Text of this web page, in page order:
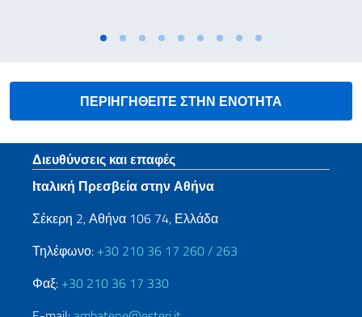
ΠΕΡΙΗΓΗΘΕΙΤΕ ΣΤΗΝ ΕΝΟΤΗΤΑ
Footer section
Διευθύνσεις και επαφές
Ιταλική Πρεσβεία στην Αθήνα
Σέκερη 2, Αθήνα 106 74, Ελλάδα
Τηλέφωνο: +30 210 36 17 260 / 263
Φαξ: +30 210 36 17 330